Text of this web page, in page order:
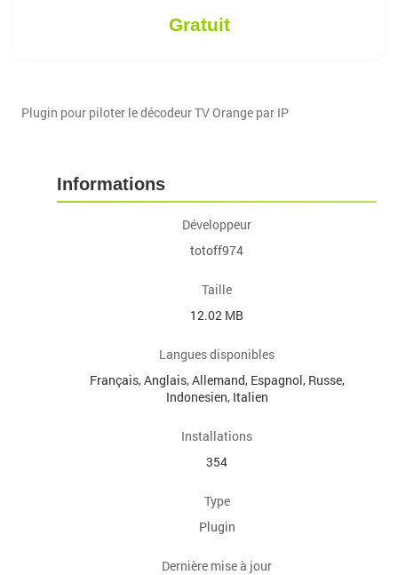
Gratuit
Plugin pour piloter le décodeur TV Orange par IP
Informations
Développeur
totoff974
Taille
12.02 MB
Langues disponibles
Français, Anglais, Allemand, Espagnol, Russe,
Indonesien, Italien
Installations
354
Type
Plugin
Dernière mise à jour